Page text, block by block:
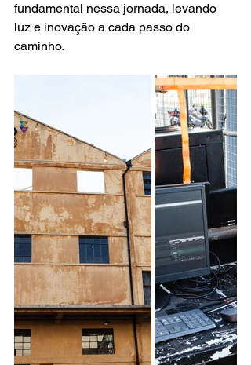
fundamental nessa jornada, levando
luz e inovação a cada passo do
caminho.